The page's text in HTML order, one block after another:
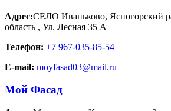
Адрес:СЕЛО Иваньково, Ясногорский
область , Ул. Лесная 35 А
Телефон: +7 967-035-85-54
E-mail: moyfasad03@mail.ru
Мой Фасад